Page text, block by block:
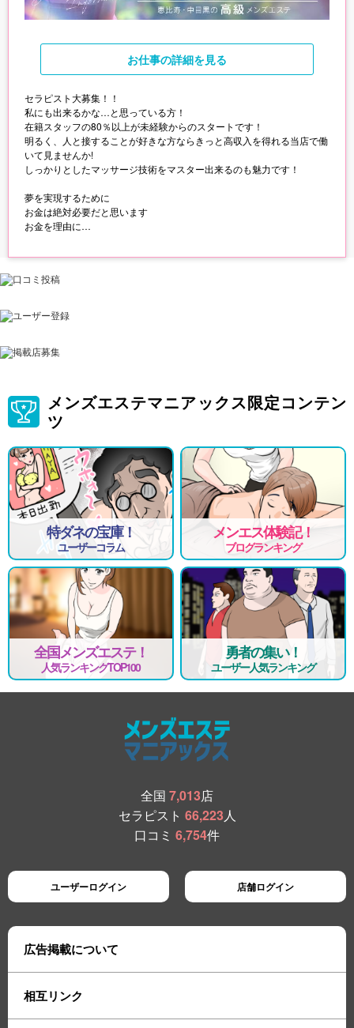
お仕事の詳細を見る
セラピスト大募集！！
私にも出来るかな…と思っている方！
在籍スタッフの80％以上が未経験からのスタートです！
明るく、人と接することが好きな方ならきっと高収入を得れる当店で働
いて見ませんか!
しっかりとしたマッサージ技術をマスター出来るのも魅力です！
夢を実現するために
お金は絶対必要だと思います
お金を理由に
最初の一歩を我慢するのは
私たち全員が
メンズエステマニアックス限定コンテン
ツ
特ダネの宝庫！
ユーザーコラム
メンエス体験記！
ブログランキング
全国メンズエステ！
人気ランキングTOP100
勇者の集い！
ユーザー人気ランキング
全国 7,013店
セラピスト 66,223人
口コミ 6,754件
ユーザーログイン 店舗ログイン
広告掲載について
相互リンク